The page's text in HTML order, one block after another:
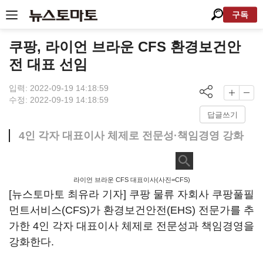
구독
쿠팡, 라이언 브라운 CFS 환경보건안
전 대표 선임
입력: 2022-09-19 14:18:59
수정: 2022-09-19 14:18:59
답글쓰기
4인 각자 대표이사 체제로 전문성·책임경영 강화
라이언 브라운 CFS 대표이사(사진=CFS)
[뉴스토마토 최유라 기자] 쿠팡 물류 자회사 쿠팡풀필
먼트서비스(CFS)가 환경보건안전(EHS) 전문가를 추
가한 4인 각자 대표이사 체제로 전문성과 책임경영을
강화한다.